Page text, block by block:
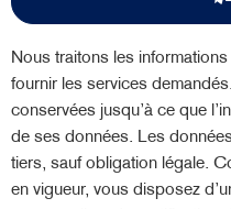
Nous traitons les
fournir les services
conservées jusqu’à ce que
de ses données. Les
tiers, sauf obligation légale.
en vigueur, vous disposez